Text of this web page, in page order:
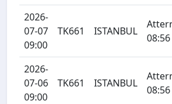
2026-
07-07
09:00
TK661 ISTANBUL
08:56
2026-
07-06
09:00
TK661 ISTANBUL
08:56